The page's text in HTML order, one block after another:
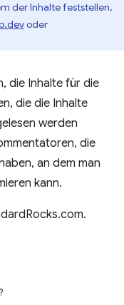
der Inhalte feststellen,
oder
die Inhalte für die
die die Inhalte
werden
die
an dem man
kann.